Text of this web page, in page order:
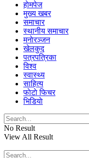
हाेमपेज
मुख्य खबर
समाचार
स्थानीय समाचार
मनाेरञ्जन
खेलकुद
पत्रपत्रिका
विश्व
स्वास्थ्य
साहित्य
फाेटाे फिचर
भिडियाे
No Result
View All Result